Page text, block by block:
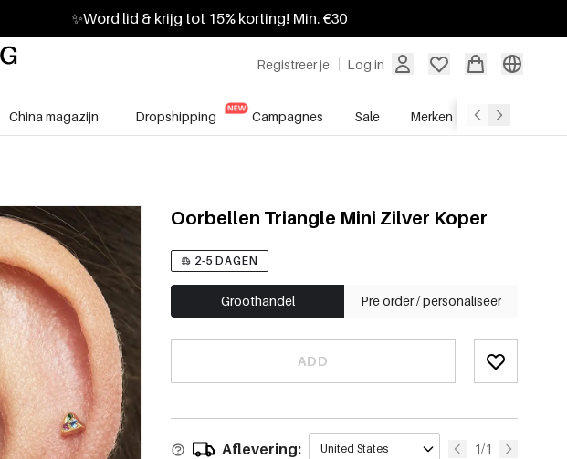
✨Word lid & krijg tot 15% korting! Min. €30
Registreer je Log in
China magazijn Dropshipping Campagnes Sale Merken
Oorbellen Triangle Mini Zilver Koper
2-5 DAGEN
Groothandel Pre order / personaliseer
ADD
Aflevering: United States 1/1